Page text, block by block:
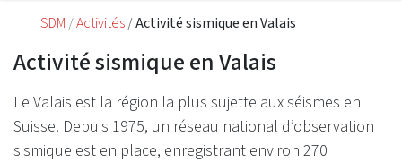
SDM Activités Activité sismique en Valais
Activité sismique en Valais
Le Valais est la région la plus sujette aux séismes en
Suisse. Depuis 1975, un réseau national d’observation
sismique est en place, enregistrant environ 270